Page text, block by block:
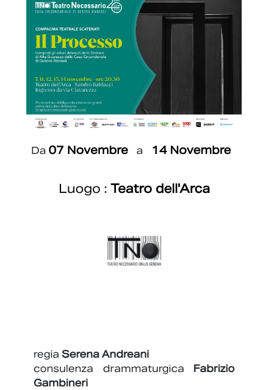
Da 07 Novembre a 14 Novembre
Luogo : Teatro dell'Arca
regia Serena Andreani
consulenza drammaturgica Fabrizio
Gambineri